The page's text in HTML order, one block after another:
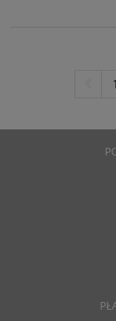
1